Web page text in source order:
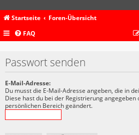
Startseite Foren-Übersicht
FAQ
Passwort senden
E-Mail-Adresse:
Du musst die E-Mail-Adresse angeben, die in
Diese hast du bei der Registrierung
persönlichen Bereich geändert.